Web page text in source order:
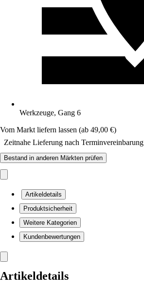
Werkzeuge, Gang 6
Vom Markt liefern lassen (ab 49,00 €)
Zeitnahe Lieferung nach Terminvereinbarung
Bestand in anderen Märkten prüfen
Artikeldetails
Produktsicherheit
Weitere Kategorien
Kundenbewertungen
Artikeldetails